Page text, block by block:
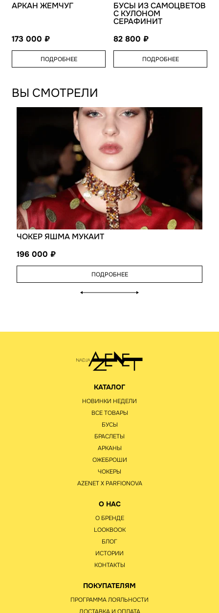
АРКАН ЖЕМЧУГ
173 000
ПОДРОБНЕЕ
БУСЫ ИЗ САМОЦВЕТОВ
С КУЛОНОМ
СЕРАФИНИТ
82 800
ПОДРОБНЕЕ
ВЫ СМОТРЕЛИ
ЧОКЕР ЯШМА МУКАИТ
196 000
ПОДРОБНЕЕ
КАТАЛОГ
НОВИНКИ НЕДЕЛИ
ВСЕ ТОВАРЫ
БУСЫ
БРАСЛЕТЫ
АРКАНЫ
ОЖЕБРОШИ
ЧОКЕРЫ
AZENET Х PARFIONOVA
О НАС
О БРЕНДЕ
LOOKBOOK
БЛОГ
ИСТОРИИ
КОНТАКТЫ
ПОКУПАТЕЛЯМ
ПРОГРАММА ЛОЯЛЬНОСТИ